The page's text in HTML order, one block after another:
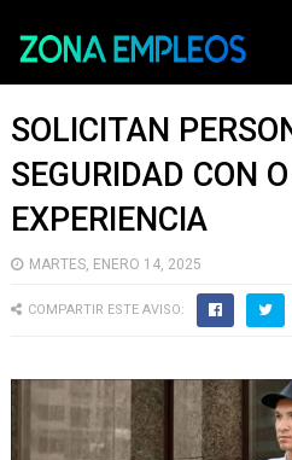
SOLICITAN
SEGURIDAD CON
EXPERIENCIA
MARTES, ENERO 14, 2025
COMPARTIR ESTE AVISO: